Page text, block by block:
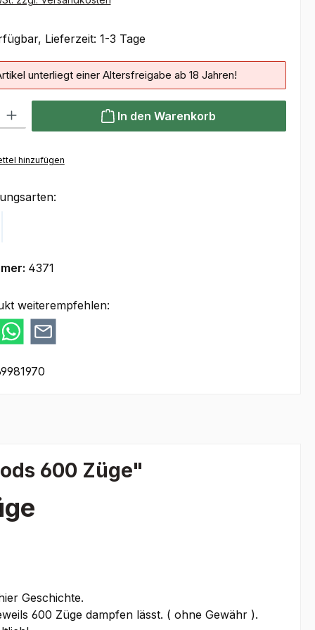
Lieferzeit: 1-3 Tage
unterliegt einer Altersfreigabe ab 18 Jahren!
In den Warenkorb
hinzufügen
4371
weiterempfehlen:
600 Züge"
Geschichte.
600 Züge dampfen lässt. ( ohne Gewähr ).